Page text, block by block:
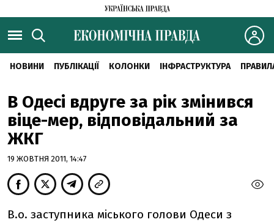
НОВИНИ ПУБЛІКАЦІЇ КОЛОНКИ ІНФРАСТРУКТУРА
В Одесi вдруге за рiк змiнився
вiце-мер, вiдповiдальний за
ЖКГ
19 ЖОВТНЯ 2011, 14:47
В.о. заступника мiського голови Одеси з